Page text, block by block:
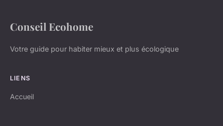
Conseil Ecohome
Votre guide pour habiter mieux et plus écologique
LIENS
Accueil